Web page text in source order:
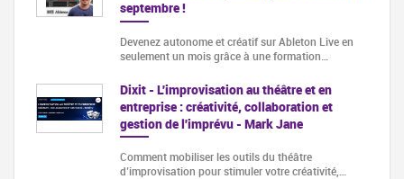
septembre !
Devenez autonome et créatif sur Ableton Live en
seulement un mois grâce à une formation…
Dixit - L'improvisation au théâtre et en
entreprise : créativité, collaboration et
gestion de l'imprévu - Mark Jane
Comment mobiliser les outils du théâtre
d’improvisation pour stimuler votre créativité,…